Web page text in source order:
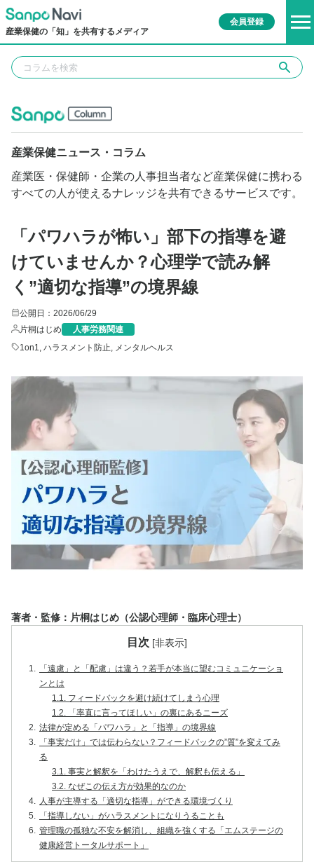
産業保健の「知」を共有するメディア
会員登録
産業保健ニュース・コラム
産業医・保健師・企業の人事担当者など産業保健に携わる
すべての人が使えるナレッジを共有できるサービスです。
「パワハラが怖い」部下の指導を避
けていませんか？心理学で読み解
く”適切な指導”の境界線
公開日：2026/06/29
片桐はじめ
人事労務関連
1on1, ハラスメント防止, メンタルヘルス
著者・監修：片桐はじめ（公認心理師・臨床心理士）
目次 [非表示]
1.
「遠慮」と「配慮」は違う？若手が本当に望むコミュニケーショ
ンとは
1.1.
フィードバックを避け続けてしまう心理
1.2.
「率直に言ってほしい」の裏にあるニーズ
2.
法律が定める「パワハラ」と「指導」の境界線
3.
「事実だけ」では伝わらない？フィードバックの”質”を変えてみ
る
3.1.
事実と解釈を「わけたうえで、解釈も伝える」
3.2. なぜこの伝え方が効果的なのか
4.
人事が主導する「適切な指導」ができる環境づくり
5.
「指導しない」がハラスメントになりうることも
6.
管理職の孤独な不安を解消し、組織を強くする「エムステージの
健康経営トータルサポート」